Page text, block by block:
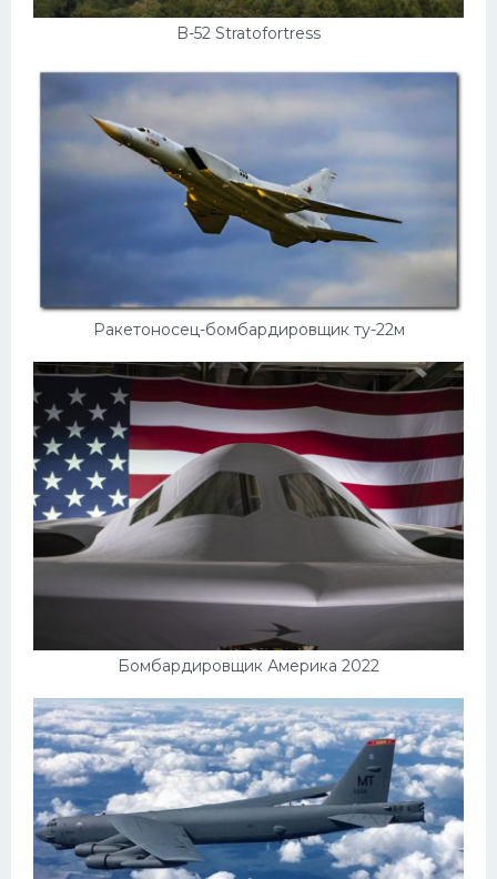
B-52 Stratofortress
Ракетоносец-бомбардировщик ту-22м
Бомбардировщик Америка 2022